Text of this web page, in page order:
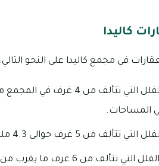
كاليدا
في مجمع كاليدا على النحو التالي:
المساحات.
4.3 مليون ويمتد ليصل إلى 6.9 مليون درهماً.
6 غرف ما يقرب من 12.9 مليون درهماً.